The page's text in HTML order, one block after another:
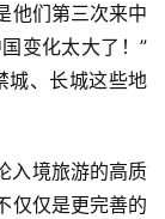
他们第三次来中
变化太大了！”
城、长城这些地
入境旅游的高质
仅仅是更完善的